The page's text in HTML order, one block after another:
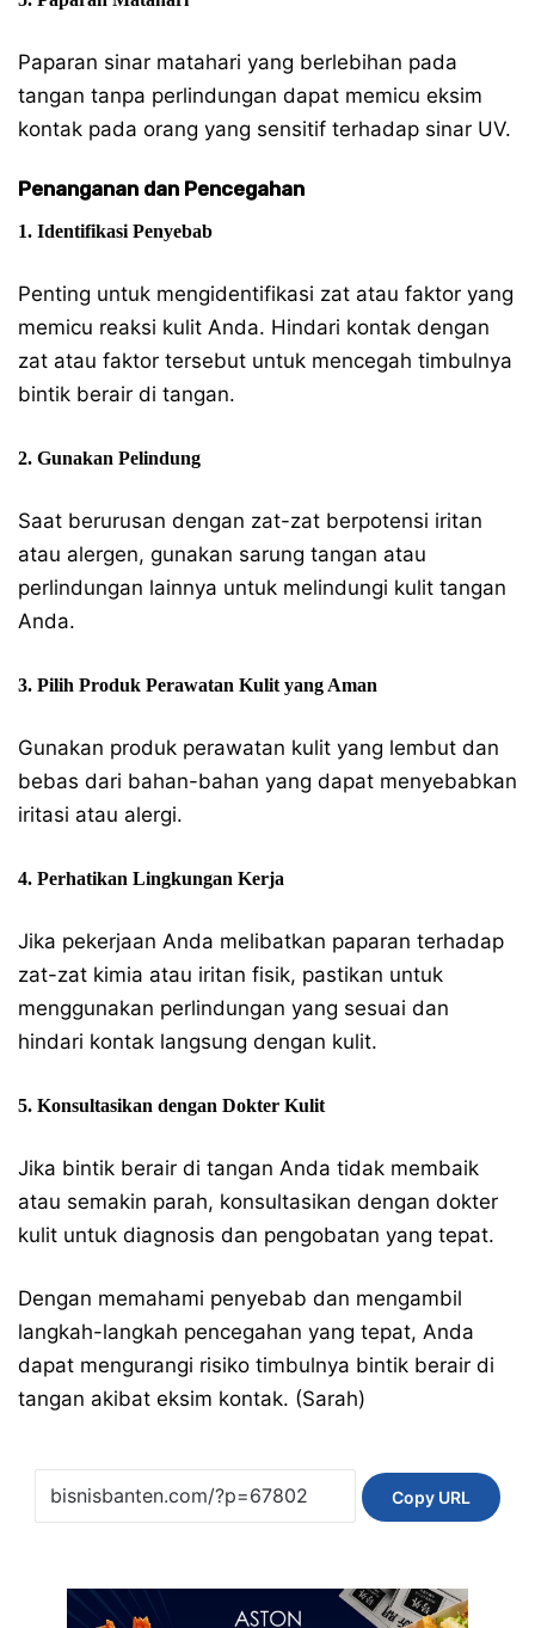
Paparan sinar matahari yang berlebihan pada
tangan tanpa perlindungan dapat memicu eksim
kontak pada orang yang sensitif terhadap sinar UV.
Penanganan dan Pencegahan
1. Identifikasi Penyebab
Penting untuk mengidentifikasi zat atau faktor yang
memicu reaksi kulit Anda. Hindari kontak dengan
zat atau faktor tersebut untuk mencegah timbulnya
bintik berair di tangan.
2. Gunakan Pelindung
Saat berurusan dengan zat-zat berpotensi iritan
atau alergen, gunakan sarung tangan atau
perlindungan lainnya untuk melindungi kulit tangan
Anda.
3. Pilih Produk Perawatan Kulit yang Aman
Gunakan produk perawatan kulit yang lembut dan
bebas dari bahan-bahan yang dapat menyebabkan
iritasi atau alergi.
4. Perhatikan Lingkungan Kerja
Jika pekerjaan Anda melibatkan paparan terhadap
zat-zat kimia atau iritan fisik, pastikan untuk
menggunakan perlindungan yang sesuai dan
hindari kontak langsung dengan kulit.
5. Konsultasikan dengan Dokter Kulit
Jika bintik berair di tangan Anda tidak membaik
atau semakin parah, konsultasikan dengan dokter
kulit untuk diagnosis dan pengobatan yang tepat.
Dengan memahami penyebab dan mengambil
langkah-langkah pencegahan yang tepat, Anda
dapat mengurangi risiko timbulnya bintik berair di
tangan akibat eksim kontak. (Sarah)
Copy URL